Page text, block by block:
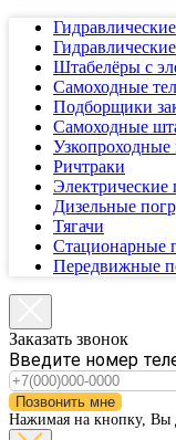
Штабелёры с
Самоходные
Подборщики
Самоходные
Ричтраки
Электрические
Дизельные
Тягачи
Стационарные
Передвижные
Заказать звонок
Введите номер
Позвонить мне
Нажимая на кнопку, Вы